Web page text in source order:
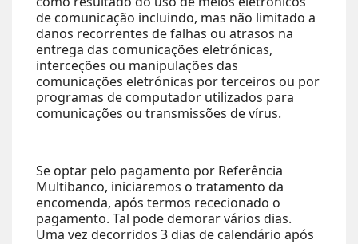
de comunicação incluindo, mas não limitado a
danos recorrentes de falhas ou atrasos na
entrega das comunicações eletrónicas,
interceções ou manipulações das
comunicações eletrónicas por terceiros ou por
programas de computador utilizados para
comunicações ou transmissões de vírus.
Se optar pelo pagamento por Referência
Multibanco, iniciaremos o tratamento da
encomenda, após termos rececionado o
pagamento. Tal pode demorar vários dias.
Uma vez decorridos 3 dias de calendário após